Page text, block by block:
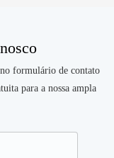
formulário de contato
para a nossa ampla